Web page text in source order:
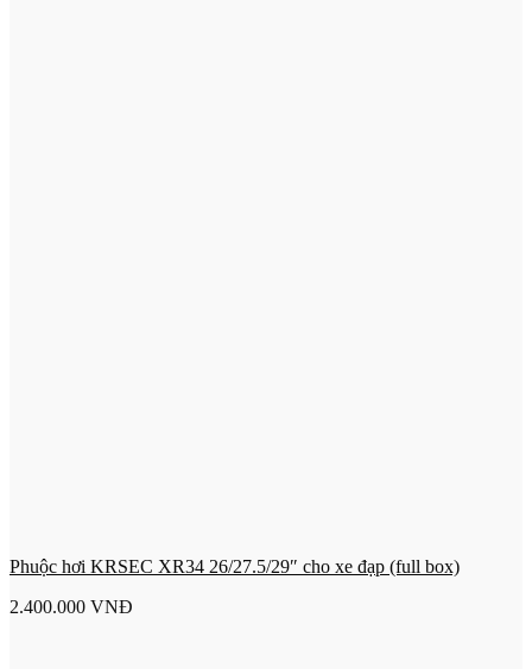
Phuộc hơi KRSEC XR34 26/27.5/29″ cho xe đạp (full box)
2.400.000 VNĐ